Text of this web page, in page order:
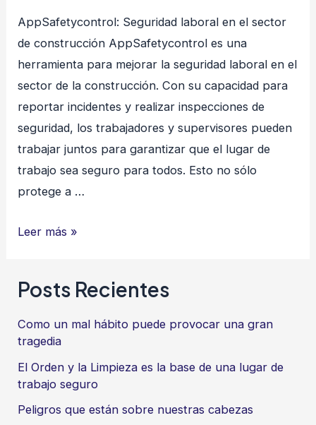
AppSafetycontrol: Seguridad laboral en el sector
de construcción AppSafetycontrol es una
herramienta para mejorar la seguridad laboral en el
sector de la construcción. Con su capacidad para
reportar incidentes y realizar inspecciones de
seguridad, los trabajadores y supervisores pueden
trabajar juntos para garantizar que el lugar de
trabajo sea seguro para todos. Esto no sólo
protege a …
AppSafetycontrol:
en
sector
construcción
Leer más »
Posts Recientes
Como un mal hábito puede provocar una gran
tragedia
El Orden y la Limpieza es la base de una lugar de
trabajo seguro
Peligros que están sobre nuestras cabezas